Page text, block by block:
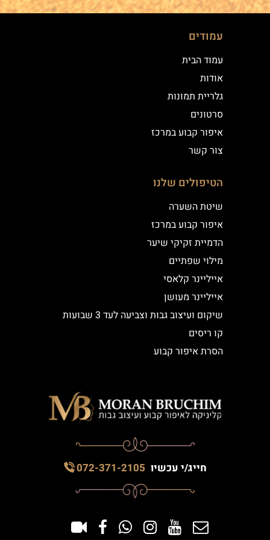
עמודים
עמוד הבית
אודות
גלריית תמונות
סרטונים
איפור קבוע במרכז
צור קשר
הטיפולים שלנו
שיטת השערה
איפור קבוע במרכז
הדמיית זקיקי שיער
מילוי שפתיים
אייליינר קלאסי
אייליינר מעושן
שיקום ועיצוב גבות וצביעה לעד 3 שבועות
קו ריסים
הסרת איפור קבוע
חייג/י עכשיו 072-371-2105